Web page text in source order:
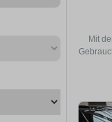
Mit